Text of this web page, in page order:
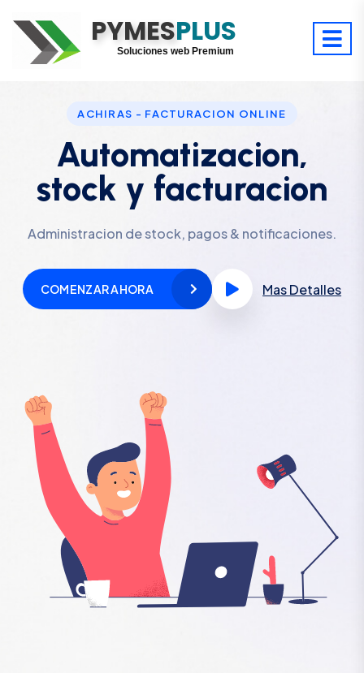
PYMESPLUS
Digitaliza tu éxito
Soluciones web Premium
ACHIRAS - FACTURACION ONLINE
Automatizacion,
stock y facturacion
Administracion de stock, pagos & notificaciones.
COMENZAR AHORA Mas Detalles